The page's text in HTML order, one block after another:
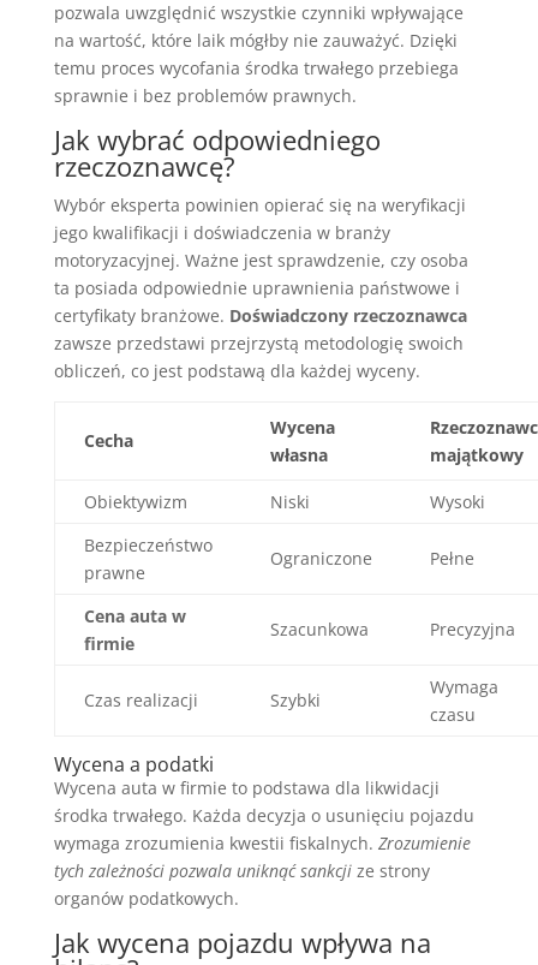
pozwala uwzględnić wszystkie czynniki wpływające
na wartość, które laik mógłby nie zauważyć. Dzięki
temu proces wycofania środka trwałego przebiega
sprawnie i bez problemów prawnych.
Jak wybrać odpowiedniego
rzeczoznawcę?
Wybór eksperta powinien opierać się na weryfikacji
jego kwalifikacji i doświadczenia w branży
motoryzacyjnej. Ważne jest sprawdzenie, czy osoba
ta posiada odpowiednie uprawnienia państwowe i
certyfikaty branżowe. Doświadczony rzeczoznawca
zawsze przedstawi przejrzystą metodologię swoich
obliczeń, co jest podstawą dla każdej wyceny.
Cecha
Wycena
własna
majątkowy
Obiektywizm Niski
Wysoki
Bezpieczeństwo
prawne
Ograniczone Pełne
Cena auta w
firmie
Szacunkowa Precyzyjna
Czas realizacji Szybki
Wymaga
czasu
Wycena a podatki
Wycena auta w firmie to podstawa dla likwidacji
środka trwałego. Każda decyzja o usunięciu pojazdu
wymaga zrozumienia kwestii fiskalnych. Zrozumienie
tych zależności pozwala uniknąć sankcjize strony
organów podatkowych.
Jak wycena pojazdu wpływa na